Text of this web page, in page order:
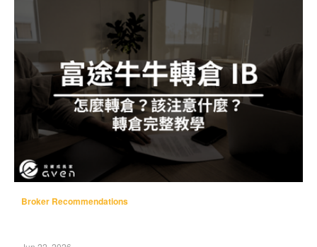
Broker Recommendations